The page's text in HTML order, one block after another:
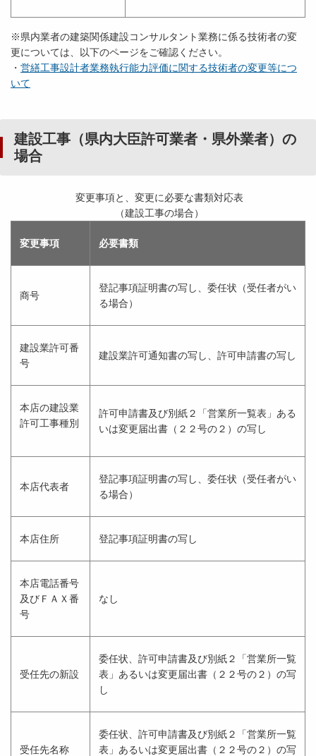
※県内業者の建築関係建設コンサルタント業務に係る技術者の変
更については、以下のページをご確認ください。
・ 営繕工事設計者業務執行能力評価に関する技術者の変更等につ
いて
建設工事（県内大臣許可業者・県外業者）の
場合
変更事項 必要書類
変更事項と、変更に必要な書類対応表
（建設工事の場合）
商号
登記事項証明書の写し、委任状（受任者がい
る場合）
建設業許可番
号
建設業許可通知書の写し、許可申請書の写し
本店の建設業
許可工事種別
許可申請書及び別紙２「営業所一覧表」ある
いは変更届出書（２２号の２）の写し
本店代表者
登記事項証明書の写し、委任状（受任者がい
る場合）
本店住所 登記事項証明書の写し
本店電話番号
及びＦＡＸ番
号
なし
受任先の新設
委任状、許可申請書及び別紙２「営業所一覧
表」あるいは変更届出書（２２号の２）の写
し
受任先名称
委任状、許可申請書及び別紙２「営業所一覧
表」あるいは変更届出書（２２号の２）の写